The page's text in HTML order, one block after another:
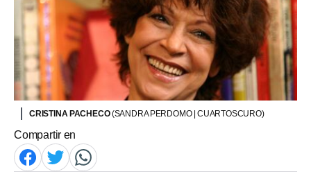
CRISTINA PACHECO(SANDRA PERDOMO | CUARTOSCURO)
Compartir en